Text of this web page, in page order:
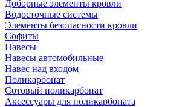
Доборные элементы кровли
Водосточные системы
Элементы безопасности кровли
Софиты
Навесы
Навесы автомобильные
Навес над входом
Поликарбонат
Сотовый поликарбонат
Аксессуары для поликарбоната